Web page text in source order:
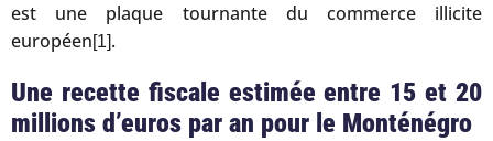
est une plaque tournante du commerce illicite
européen[1].
Une recette fiscale estimée entre 15 et 20
millions d’euros par an pour le Monténégro